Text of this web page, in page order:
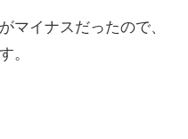
マイナスだったので、
。